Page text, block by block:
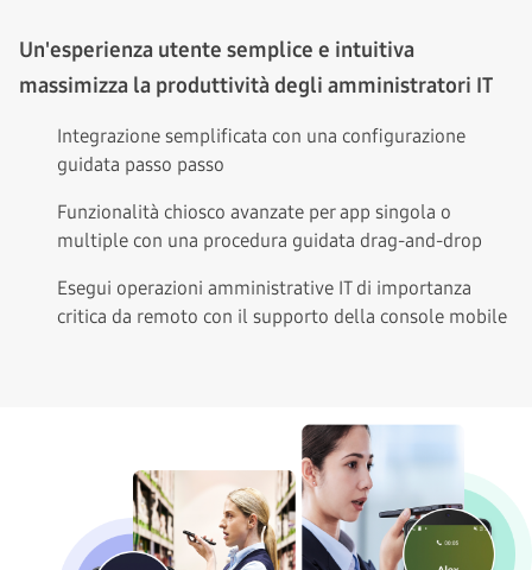
Un'esperienza utente semplice e intuitiva
massimizza la produttività degli amministratori IT
Integrazione semplificata con una configurazione
guidata passo passo
Funzionalità chiosco avanzate per app singola o
multiple con una procedura guidata drag-and-drop
Esegui operazioni amministrative IT di importanza
critica da remoto con il supporto della console mobile